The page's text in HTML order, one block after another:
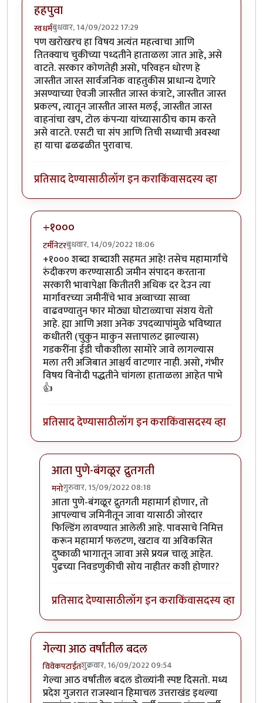
हहपुवा
स्वधर्मबुधवार, 14/09/2022 17:29
पण खरोखरच हा विषय अत्यंत महत्वाचा आणि
तितक्याच चुकीच्या पध्दतीने हाताळला जात आहे, असे
वाटते. सरकार कोणतेही असो, परिवहन धोरण हे
जास्तीत जास्त सार्वजनिक वाहतुकीस प्राधान्य देणारे
असण्याच्या ऐवजी जास्तीत जास्त कंत्राटे, जास्तीत जास्त
प्रकल्प, त्यातून जास्तीत जास्त मलई, जास्तीत जास्त
वाहनांचा खप, टोल कंपन्या यांच्यासाठीच काम करते
असे वाटते. एसटी चा संप आणि तिची सध्याची अवस्था
हा याचा ढळढळीत पुरावाच.
प्रतिसाद देण्यासाठीलॉग इन कराकिंवासदस्य व्हा
+१०००
टर्मीनेटरबुधवार, 14/09/2022 18:06
In reply toहहपुवाbyस्वधर्म
+१००० शब्दा शब्दाशी सहमत आहे! तसेच महामार्गांचे
रुंदीकरण करण्यासाठी जमीन संपादन करताना
सरकारी भावापेक्षा कितीतरी अधिक दर देउन त्या
मार्गांवरच्या जमीनींचे भाव अव्वाच्या साव्वा
वाढवण्यातुन फार मोठ्या घोटाळ्याचा संशय येतो
आहे. ह्या आणि अशा अनेक उपदव्यापांमुळे भविष्यात
कधीतरी (चुकुन माकुन सत्तापालट झाल्यास)
गडकरींना ईडी चौकशीला सामोरे जावे लागल्यास
मला तरी अजिबात आश्चर्य वाटणार नाही. असो, गंभीर
विषय विनोदी पद्धतीने चांगला हाताळला आहेत पाभे
👍
प्रतिसाद देण्यासाठीलॉग इन कराकिंवासदस्य व्हा
आता पुणे-बंगळूर द्रुतगती
मनोगुरुवार, 15/09/2022 08:18
In reply to+१०००byटर्मीनेटर
आता पुणे-बंगळूर द्रुतगती महामार्ग होणार, तो
आपल्याच जमिनीतून जावा यासाठी जोरदार
फिल्डिंग लावण्यात आलेली आहे. पावसाचे निमित्त
करून महामार्ग फलटण, खटाव या अविकसित
दुष्काळी भागातून जावा असे प्रयत्न चालू आहेत.
पुढच्या निवडणुकीची सोय नाहीतर कशी होणार?
प्रतिसाद देण्यासाठीलॉग इन कराकिंवासदस्य व्हा
गेल्या आठ वर्षांतील बदल
विवेकपटाईतशुक्रवार, 16/09/2022 09:54
In reply toहहपुवाbyस्वधर्म
गेल्या आठ वर्षांतील बदल डोळ्यांनी स्पष्ट दिसतो. मध्य
प्रदेश गुजरात राजस्थान हिमाचल उत्तराखंड इथल्या